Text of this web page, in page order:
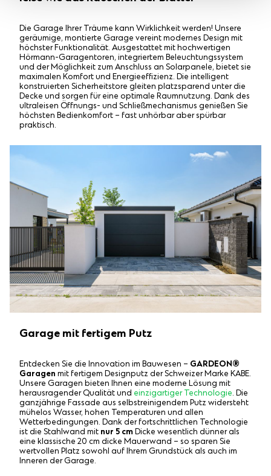
Die Garage Ihrer Träume kann Wirklichkeit werden! Unsere
geräumige, montierte Garage vereint modernes Design mit
höchster Funktionalität. Ausgestattet mit hochwertigen
Hörmann-Garagentoren, integriertem Beleuchtungssystem
und der Möglichkeit zum Anschluss an Solarpanele, bietet sie
maximalen Komfort und Energieeffizienz. Die intelligent
konstruierten Sicherheitstore gleiten platzsparend unter die
Decke und sorgen für eine optimale Raumnutzung. Dank des
ultraleisen Öffnungs- und Schließmechanismus genießen Sie
höchsten Bedienkomfort – fast unhörbar aber spürbar
praktisch.
Garage mit fertigem Putz
Entdecken Sie die Innovation im Bauwesen – GARDEON®
Garagen mit fertigem Designputz der Schweizer Marke KABE.
Unsere Garagen bieten Ihnen eine moderne Lösung mit
herausragender Qualität und einzigartiger Technologie. Die
ganzjährige Fassade aus selbstreinigendem Putz widersteht
mühelos Wasser, hohen Temperaturen und allen
Wetterbedingungen. Dank der fortschrittlichen Technologie
ist die Stahlwand mit nur 5 cmDicke wesentlich dünner als
eine klassische 20 cm dicke Mauerwand – so sparen Sie
wertvollen Platz sowohl auf Ihrem Grundstück als auch im
Inneren der Garage.